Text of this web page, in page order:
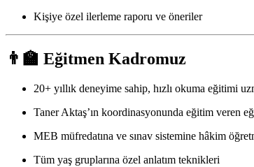
Kişiye özel ilerleme raporu ve öneriler
👨‍🏫 Eğitmen Kadromuz
20+ yıllık deneyime sahip, hızlı okuma eğitimi
Taner Aktaş’ın koordinasyonunda eğitim veren
MEB müfredatına ve sınav sistemine hâkim
Tüm yaş gruplarına özel anlatım teknikleri